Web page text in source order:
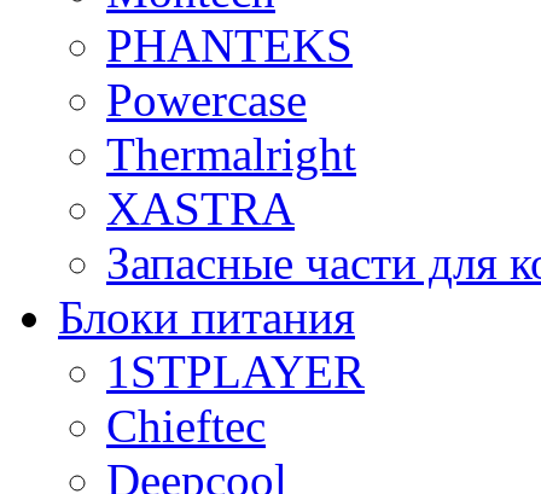
PHANTEKS
Powercase
Thermalright
XASTRA
Запасные части для
Блоки питания
1STPLAYER
Chieftec
Deepcool